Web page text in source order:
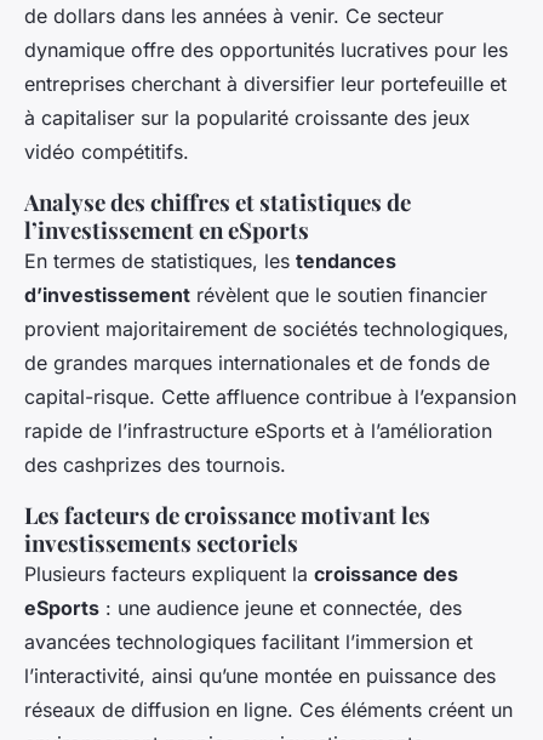
de dollars dans les années à venir. Ce secteur
dynamique offre des opportunités lucratives pour les
entreprises cherchant à diversifier leur portefeuille et
à capitaliser sur la popularité croissante des jeux
vidéo compétitifs.
Analyse des chiffres et statistiques de
l’investissement en eSports
En termes de statistiques, les tendances
d’investissement révèlent que le soutien financier
provient majoritairement de sociétés technologiques,
de grandes marques internationales et de fonds de
capital-risque. Cette affluence contribue à l’expansion
rapide de l’infrastructure eSports et à l’amélioration
des cashprizes des tournois.
Les facteurs de croissance motivant les
investissements sectoriels
Plusieurs facteurs expliquent la croissance des
eSports : une audience jeune et connectée, des
avancées technologiques facilitant l’immersion et
l’interactivité, ainsi qu’une montée en puissance des
réseaux de diffusion en ligne. Ces éléments créent un